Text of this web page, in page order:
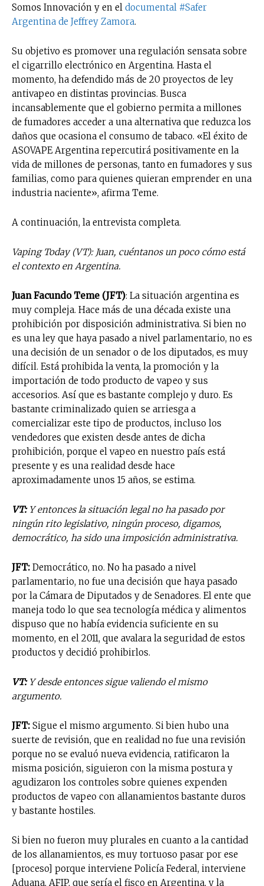
Somos Innovación y en el documental #Safer
Argentina de Jeffrey Zamora.
Su objetivo es promover una regulación sensata sobre
el cigarrillo electrónico en Argentina. Hasta el
momento, ha defendido más de 20 proyectos de ley
antivapeo en distintas provincias. Busca
incansablemente que el gobierno permita a millones
de fumadores acceder a una alternativa que reduzca los
daños que ocasiona el consumo de tabaco. «El éxito de
ASOVAPE Argentina repercutirá positivamente en la
vida de millones de personas, tanto en fumadores y sus
familias, como para quienes quieran emprender en una
industria naciente», afirma Teme.
A continuación, la entrevista completa.
Vaping Today (VT): Juan, cuéntanos un poco cómo está
el contexto en Argentina.
Juan Facundo Teme (JFT): La situación argentina es
muy compleja. Hace más de una década existe una
prohibición por disposición administrativa. Si bien no
es una ley que haya pasado a nivel parlamentario, no es
una decisión de un senador o de los diputados, es muy
difícil. Está prohibida la venta, la promoción y la
importación de todo producto de vapeo y sus
accesorios. Así que es bastante complejo y duro. Es
bastante criminalizado quien se arriesga a
comercializar este tipo de productos, incluso los
vendedores que existen desde antes de dicha
prohibición, porque el vapeo en nuestro país está
presente y es una realidad desde hace
aproximadamente unos 15 años, se estima.
VT:Y entonces la situación legal no ha pasado por
ningún rito legislativo, ningún proceso, digamos,
democrático, ha sido una imposición administrativa.
JFT: Democrático, no. No ha pasado a nivel
parlamentario, no fue una decisión que haya pasado
por la Cámara de Diputados y de Senadores. El ente que
maneja todo lo que sea tecnología médica y alimentos
dispuso que no había evidencia suficiente en su
momento, en el 2011, que avalara la seguridad de estos
productos y decidió prohibirlos.
VT:Y desde entonces sigue valiendo el mismo
argumento.
JFT: Sigue el mismo argumento. Si bien hubo una
suerte de revisión, que en realidad no fue una revisión
porque no se evaluó nueva evidencia, ratificaron la
misma posición, siguieron con la misma postura y
agudizaron los controles sobre quienes expenden
productos de vapeo con allanamientos bastante duros
y bastante hostiles.
Si bien no fueron muy plurales en cuanto a la cantidad
de los allanamientos, es muy tortuoso pasar por ese
[proceso] porque interviene Policía Federal, interviene
Aduana, AFIP, que sería el fisco en Argentina, y la